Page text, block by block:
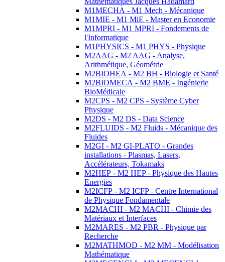
M1MECHA - M1 Mech - Mécanique
M1MIE - M1 MiE - Master en Economie
M1MPRI - M1 MPRI - Fondements de
l'Informatique
M1PHYSICS - M1 PHYS - Physique
M2AAG - M2 AAG - Analyse,
Arithmétique, Géométrie
M2BIOHEA - M2 BH - Biologie et Santé
M2BIOMECA - M2 BME - Ingénierie
BioMédicale
M2CPS - M2 CPS - Système Cyber
Physique
M2DS - M2 DS - Data Science
M2FLUIDS - M2 Fluids - Mécanique des
Fluides
M2GI - M2 GI-PLATO - Grandes
installations - Plasmas, Lasers,
Accélérateurs, Tokamaks
M2HEP - M2 HEP - Physique des Hautes
Energies
M2ICFP - M2 ICFP - Centre International
de Physique Fondamentale
M2MACHI - M2 MACHI - Chimie des
Matériaux et Interfaces
M2MARES - M2 PBR - Physique par
Recherche
M2MATHMOD - M2 MM - Modélisation
Mathématique